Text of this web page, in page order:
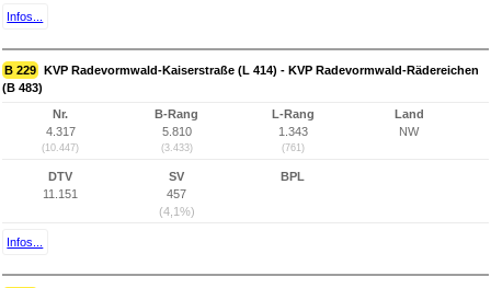
Infos...
B 229 KVP Radevormwald-Kaiserstraße (L 414) - KVP Radevormwald-Rädereichen
(B 483)
Nr.
4.317
(10.447)
B-Rang
5.810
(3.433)
L-Rang
1.343
(761)
Land
NW
DTV
11.151
SV
457
(4,1%)
BPL
Infos...